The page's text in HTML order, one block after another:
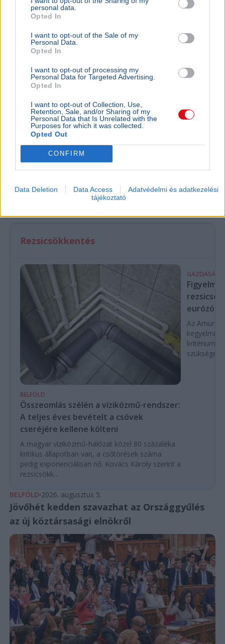
personal data.
Opted In
I want to opt-out of the Sale of my
Personal Data.
Opted In
I want to opt-out of processing my
Personal Data for Targeted Advertising.
Opted In
I want to opt-out of Collection, Use,
Retention, Sale, and/or Sharing of my
Personal Data that Is Unrelated with the
Purposes for which it was collected.
Opted Out
CONFIRM
Data Deletion Data Access
Adatvédelmi és adatkezelési
tájékoztató
kezdtek
A feltámadt szél miatt a székesfehérvári tűz a
Feketehegy-szárazréti házak felé terjed, a rendőrség
Rezsicsökkentés
BELFÖLD
Összeomlás szélén a víziközmű-rendszer:
A teljes éves bevételt a csövek
cseréjére kellene költeni
A magyar víziközmű-hálózat közel 80 százaléka
kritikus állapotban van, a csőtörések száma
pedig exponenciálisan nő. Kovács Károly szerint a
rezsicsökk...
GAZDASÁG
Az Amundi
kegyelmi
BELFÖLD 2026. augusztus 5.
Jövőhét kedden szavazhat az Országgyűlés
az új köztársasági elnökről